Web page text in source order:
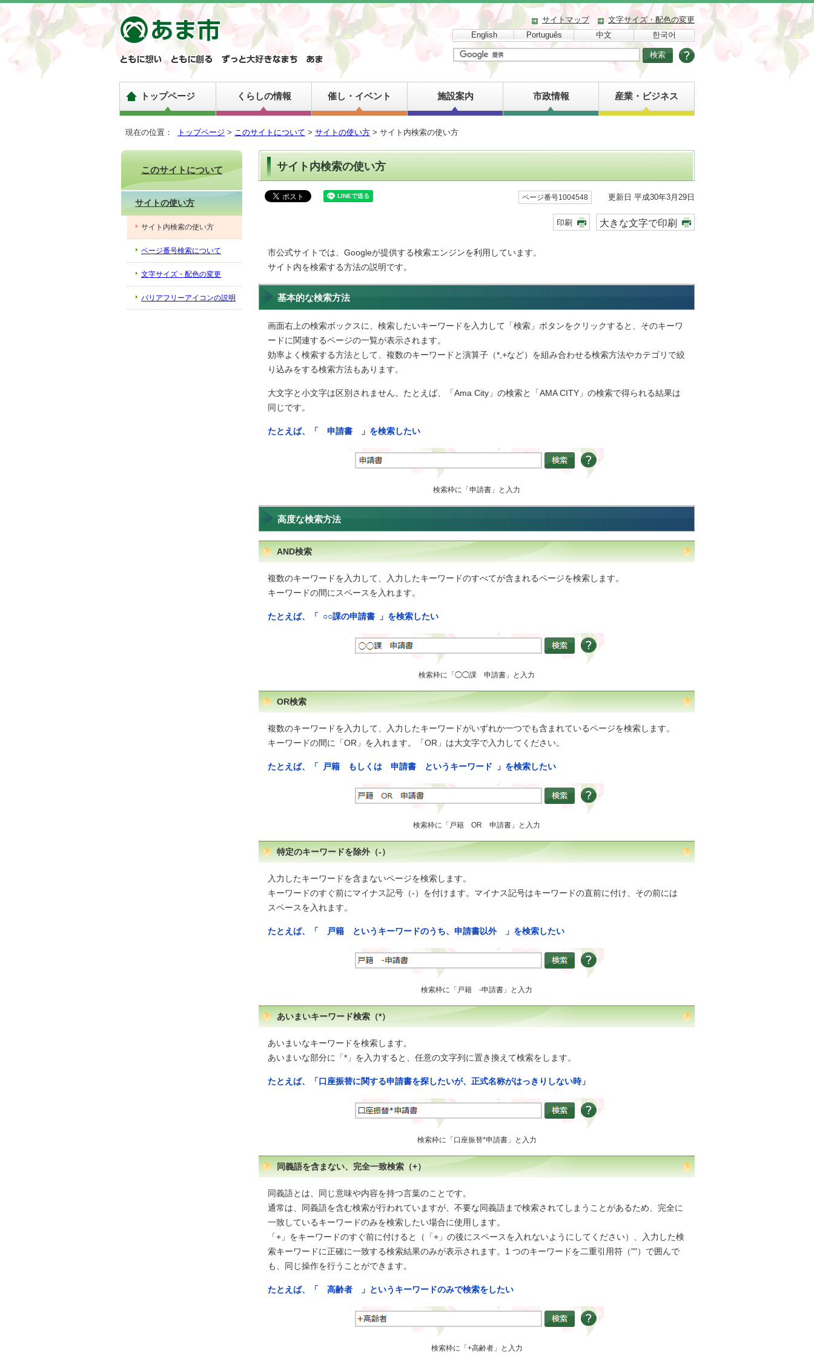
サイトマップ
文字サイズ・配色の変更
English
Português 中文 한국어
トップページ くらしの情報 催し・イベント 施設案内 市政情報 産業・ビジネス
現在の位置： トップページ > このサイトについて > サイトの使い方 > サイト内検索の使い方
サイト内検索の使い方
ページ番号1004548 更新日 平成30年3月29日
印刷 大きな文字で印刷
市公式サイトでは、Googleが提供する検索エンジンを利用しています。
サイト内を検索する方法の説明です。
基本的な検索方法
画面右上の検索ボックスに、検索したいキーワードを入力して「検索」ボタンをクリックすると、そのキーワ
ードに関連するページの一覧が表示されます。
効率よく検索する方法として、複数のキーワードと演算子（*,+など）を組み合わせる検索方法やカテゴリで絞
り込みをする検索方法もあります。
大文字と小文字は区別されません。たとえば、「Ama City」の検索と「AMA CITY」の検索で得られる結果は
同じです。
たとえば、「 申請書 」を検索したい
検索枠に「申請書」と入力
高度な検索方法
AND検索
複数のキーワードを入力して、入力したキーワードのすべてが含まれるページを検索します。
キーワードの間にスペースを入れます。
たとえば、「 ○○課の申請書 」を検索したい
検索枠に「◯◯課 申請書」と入力
OR検索
複数のキーワードを入力して、入力したキーワードがいずれか一つでも含まれているページを検索します。
キーワードの間に「OR」を入れます。「OR」は大文字で入力してください。
たとえば、「 戸籍 もしくは 申請書 というキーワード 」を検索したい
検索枠に「戸籍 OR 申請書」と入力
特定のキーワードを除外（-）
入力したキーワードを含まないページを検索します。
キーワードのすぐ前にマイナス記号（-）を付けます。マイナス記号はキーワードの直前に付け、その前には
スペースを入れます。
たとえば、「 戸籍 というキーワードのうち、申請書以外 」を検索したい
検索枠に「戸籍 -申請書」と入力
あいまいキーワード検索（*）
あいまいなキーワードを検索します。
あいまいな部分に「*」を入力すると、任意の文字列に置き換えて検索をします。
たとえば、「口座振替に関する申請書を探したいが、正式名称がはっきりしない時」
検索枠に「口座振替*申請書」と入力
同義語を含まない、完全一致検索（+）
同義語とは、同じ意味や内容を持つ言葉のことです。
通常は、同義語を含む検索が行われていますが、不要な同義語まで検索されてしまうことがあるため、完全に
一致しているキーワードのみを検索したい場合に使用します。
「+」をキーワードのすぐ前に付けると（「+」の後にスペースを入れないようにしてください）、入力した検
索キーワードに正確に一致する検索結果のみが表示されます。1 つのキーワードを二重引用符（""）で囲んで
も、同じ操作を行うことができます。
たとえば、「 高齢者 」というキーワードのみで検索をしたい
検索枠に「+高齢者」と入力
このサイトについて
サイトの使い方
サイト内検索の使い方
ページ番号検索について
文字サイズ・配色の変更
バリアフリーアイコンの説明